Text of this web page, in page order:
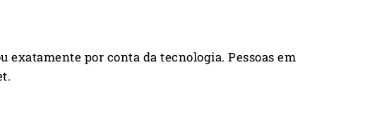
por conta da tecnologia. Pessoas em